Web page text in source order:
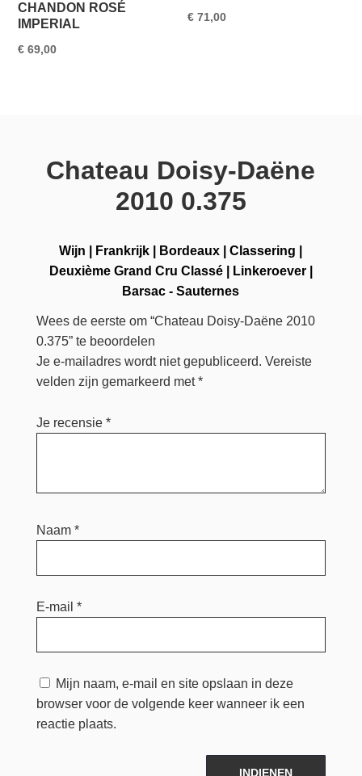
CHANDON ROSÉ
IMPERIAL
€ 69,00
€ 71,00
Chateau Doisy-Daëne
2010 0.375
Wijn Frankrijk Bordeaux |Classering
Deuxième Grand Cru Classé| Linkeroever|
Barsac - Sauternes
Wees de eerste om “Chateau Doisy-Daëne 2010
0.375” te beoordelen
Je e-mailadres wordt niet gepubliceerd. Vereiste
velden zijn gemarkeerd met*
Je recensie *
Naam *
E-mail *
Mijn naam, e-mail en site opslaan in deze
browser voor de volgende keer wanneer ik een
reactie plaats.
INDIENEN